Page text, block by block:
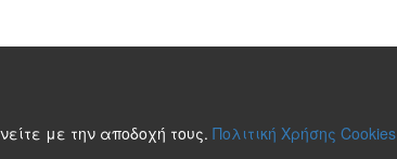
με την αποδοχή τους. Πολιτική Χρήσης Cookies